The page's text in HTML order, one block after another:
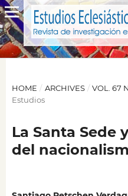
HOME / ARCHIVES / VOL. 67
Estudios
La Santa Sede
del